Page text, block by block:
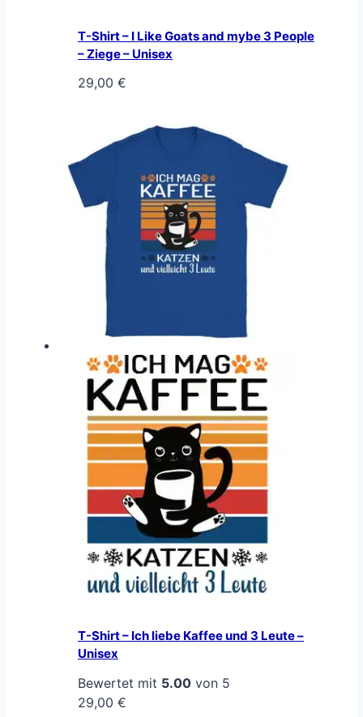
T-Shirt – I Like Goats and mybe 3 People
– Ziege – Unisex
29,00 €
T-Shirt – Ich liebe Kaffee und 3 Leute –
Unisex
Bewertet mit 5.00 von 5
29,00 €